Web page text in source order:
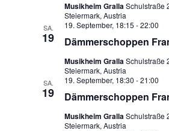
Musikheim GrallaSchulstraße
Steiermark, Austria
SA.
19 Dämmerschoppen
19. September, 18:15 -22:00
Musikheim GrallaSchulstraße
Steiermark, Austria
SA.
19 Dämmerschoppen
19. September, 18:30 -21:00
Musikheim GrallaSchulstraße
Steiermark, Austria